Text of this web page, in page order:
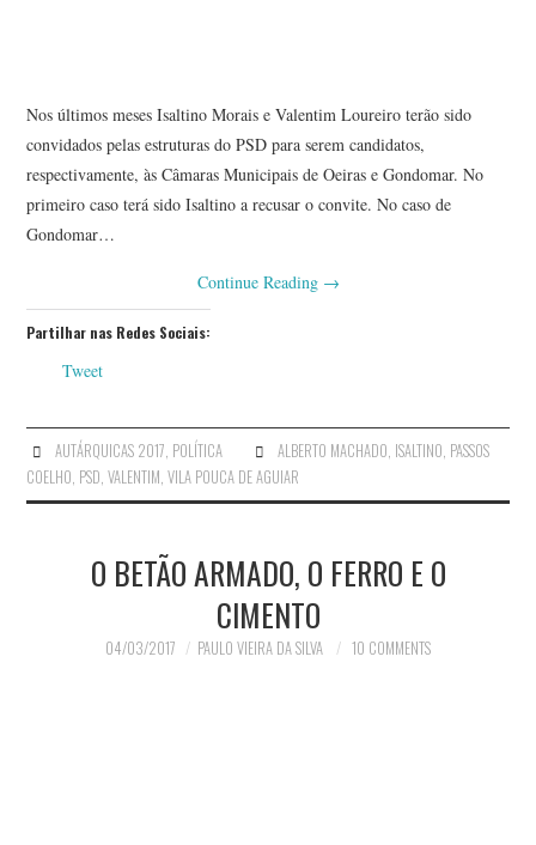
Nos últimos meses Isaltino Morais e Valentim Loureiro terão sido
convidados pelas estruturas do PSD para serem candidatos,
respectivamente, às Câmaras Municipais de Oeiras e Gondomar. No
primeiro caso terá sido Isaltino a recusar o convite. No caso de
Gondomar…
Continue Reading →
Partilhar nas Redes Sociais:
Tweet
AUTÁRQUICAS 2017, POLÍTICA ALBERTO MACHADO, ISALTINO, PASSOS
COELHO, PSD,VALENTIM,VILA POUCA DE AGUIAR
O BETÃO ARMADO, O FERRO E O
CIMENTO
04/03/2017 PAULO VIEIRA DA SILVA 10 COMMENTS